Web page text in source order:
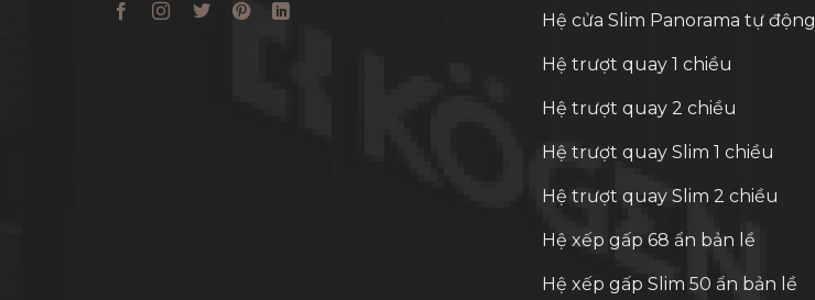
Hệ cửa Slim Panorama tự động
Hệ trượt quay 1 chiều
Hệ trượt quay 2 chiều
Hệ trượt quay Slim 1 chiều
Hệ trượt quay Slim 2 chiều
Hệ xếp gấp 68 ẩn bản lề
Hệ xếp gấp Slim 50 ẩn bản lề